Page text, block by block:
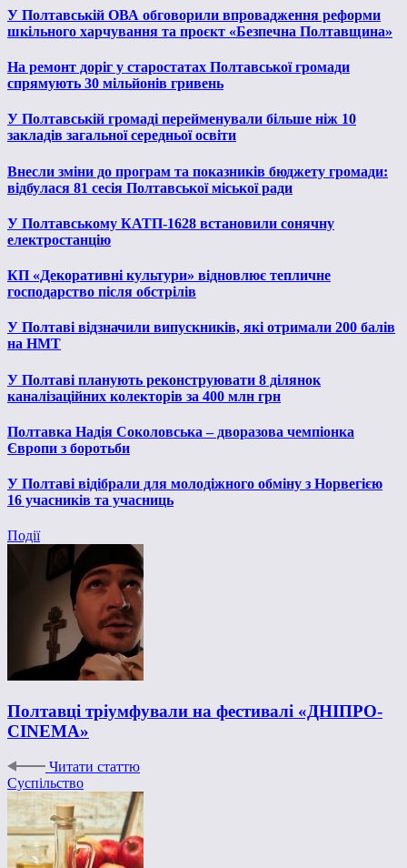
У Полтавській ОВА обговорили впровадження реформи
шкільного харчування та проєкт «Безпечна Полтавщина»
На ремонт доріг у старостатах Полтавської громади
спрямують 30 мільйонів гривень
У Полтавській громаді перейменували більше ніж 10
закладів загальної середньої освіти
Внесли зміни до програм та показників бюджету громади:
відбулася 81 сесія Полтавської міської ради
У Полтавському КАТП-1628 встановили сонячну
електростанцію
КП «Декоративні культури» відновлює тепличне
господарство після обстрілів
У Полтаві відзначили випускників, які отримали 200 балів
на НМТ
У Полтаві планують реконструювати 8 ділянок
каналізаційних колекторів за 400 млн грн
Полтавка Надія Соколовська – дворазова чемпіонка
Європи з боротьби
У Полтаві відібрали для молодіжного обміну з Норвегією
16 учасників та учасниць
Події
Полтавці тріумфували на фестивалі «ДНІПРО-
CINEMA»
Читати статтю
Суспільство